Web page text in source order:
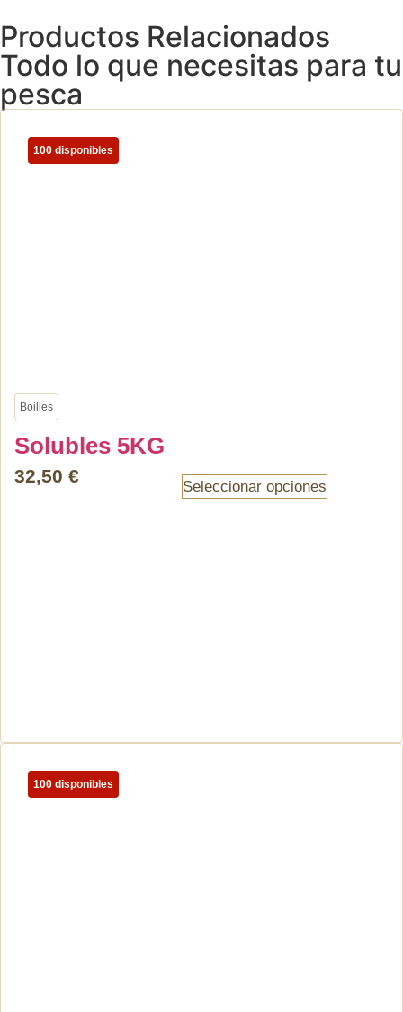
Productos Relacionados
Todo lo que necesitas para tu
pesca
100 disponibles
Boilies
Solubles 5KG
32,50 €
Seleccionar opciones
100 disponibles